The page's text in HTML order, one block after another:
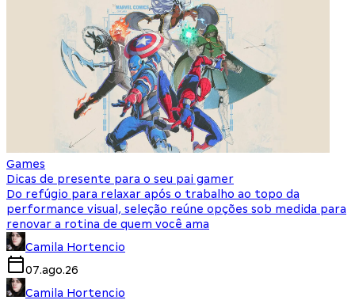
Games
Dicas de presente para o seu pai gamer
Do refúgio para relaxar após o trabalho ao topo da
performance visual, seleção reúne opções sob medida para
renovar a rotina de quem você ama
Camila Hortencio
07.ago.26
Camila Hortencio